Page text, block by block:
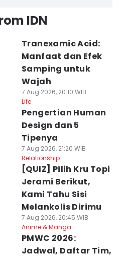
IDN
Tranexamic Acid:
Manfaat dan Efek
Samping untuk
Wajah
7 Aug 2026, 20:10 WIB
Life
Pengertian Human
Design dan 5
Tipenya
7 Aug 2026, 21:20 WIB
Relationship
[QUIZ] Pilih Kru Topi
Jerami Berikut,
Kami Tahu Sisi
Melankolis Dirimu
7 Aug 2026, 20:45 WIB
Anime & Manga
PMWC 2026:
Jadwal, Daftar Tim,